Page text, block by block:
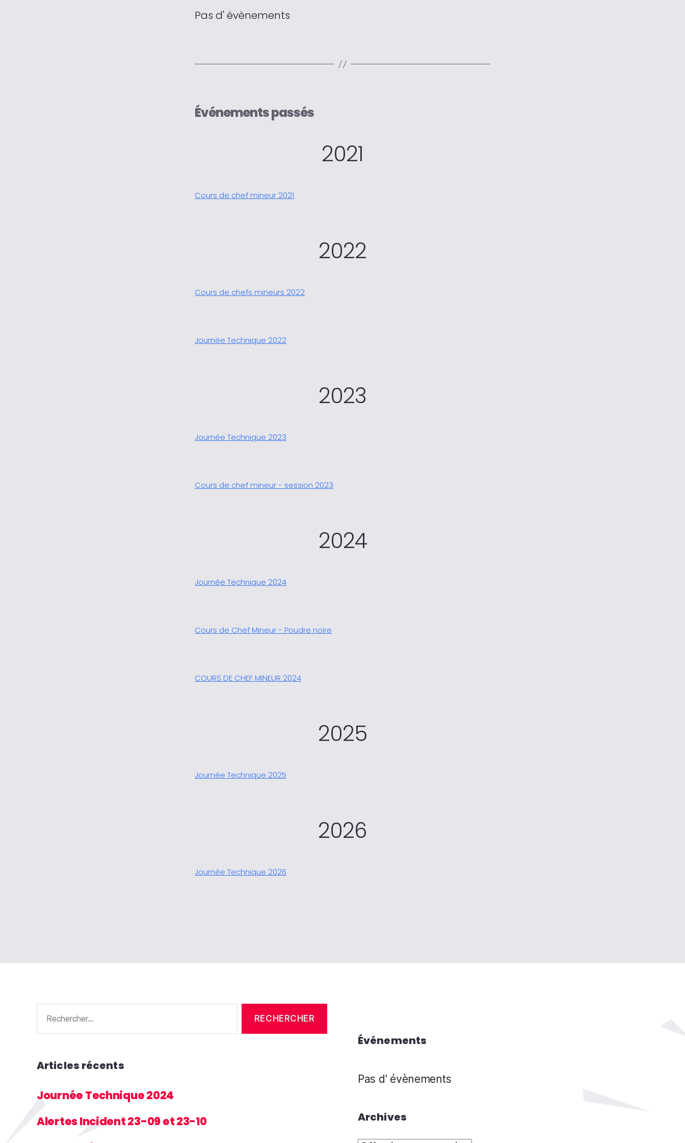
Pas d' évènements
Événements passés
2021
Cours de chef mineur 2021
2022
Cours de chefs mineurs 2022
Journée Technique 2022
2023
Journée Technique 2023
Cours de chef mineur - session 2023
2024
Journée Technique 2024
Cours de Chef Mineur - Poudre noire
COURS DE CHEF MINEUR 2024
2025
Journée Technique 2025
2026
Journée Technique 2026
Articles récents
Journée Technique 2024
Alertes Incident 23-09 et 23-10
Événements
Pas d' évènements
Archives